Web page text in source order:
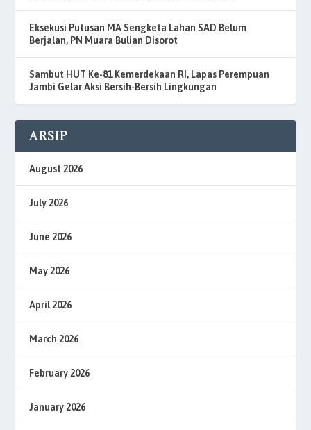
Eksekusi Putusan MA Sengketa Lahan SAD Belum
Berjalan, PN Muara Bulian Disorot
Sambut HUT Ke-81 Kemerdekaan RI, Lapas Perempuan
Jambi Gelar Aksi Bersih-Bersih Lingkungan
ARSIP
August 2026
July 2026
June 2026
May 2026
April 2026
March 2026
February 2026
January 2026